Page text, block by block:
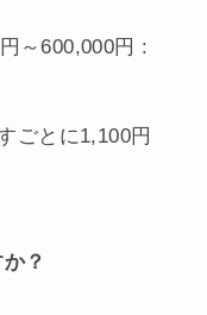
～600,000円 :
ごとに1,100円
？